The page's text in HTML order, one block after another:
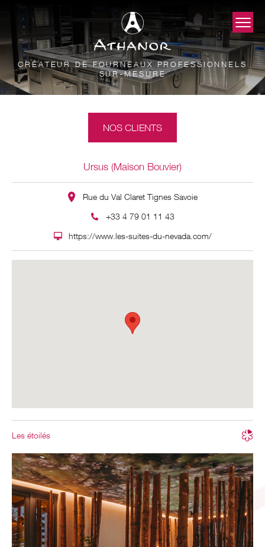
CRÉATEUR DE FOURNEAUX PROFESSIONNELS
SUR-MESURE
NOS CLIENTS
Ursus (Maison Bouvier)
Rue du Val Claret Tignes Savoie
+33 4 79 01 11 43
https://www.les-suites-du-nevada.com/
Les étoilés